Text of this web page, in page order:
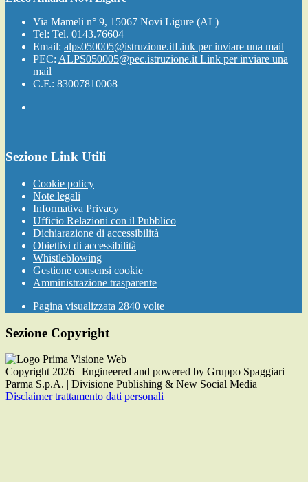
Via Mameli n° 9, 15067 Novi Ligure (AL)
Tel: Tel. 0143.76604
Email: alps050005@istruzione.itLink per inviare una mail
PEC: ALPS050005@pec.istruzione.it Link per inviare una
mail
C.F.: 83007810068
Sezione Link Utili
Cookie policy
Note legali
Informativa Privacy
Ufficio Relazioni con il Pubblico
Dichiarazione di accessibilità
Obiettivi di accessibilità
Whistleblowing
Gestione consensi cookie
Amministrazione trasparente
Pagina visualizzata 2840 volte
Sezione Copyright
Copyright 2026 | Engineered and powered by Gruppo Spaggiari
Parma S.p.A. | Divisione Publishing & New Social Media
Disclaimer trattamento dati personali